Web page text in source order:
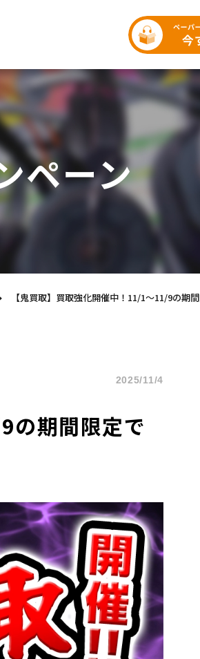
ペーン
【鬼買取】買取強化開催中！11/1～11/9の期
2025/11/4
の期間限定で